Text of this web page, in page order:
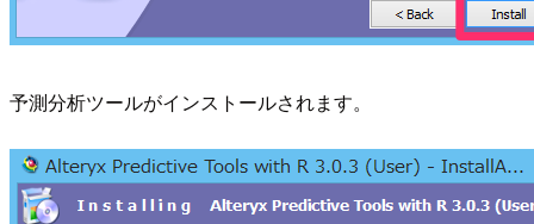
予測分析ツールがインストールされます。